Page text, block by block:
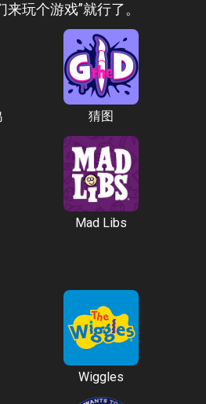
来玩个游戏”就行了。
猜图
Mad Libs
Wiggles